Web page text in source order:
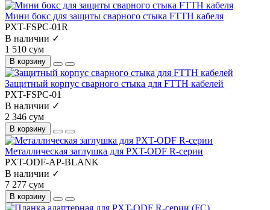
Мини бокс для защиты сварного стыка FTTH кабеля
PXT-FSPC-01R
В наличии ✓
1 510 сум
В корзину
Защитный корпус сварного стыка для FTTH кабелей
PXT-FSPC-01
В наличии ✓
2 346 сум
В корзину
Металлическая заглушка для PXT-ODF R-серии
PXT-ODF-AP-BLANK
В наличии ✓
7 277 сум
В корзину